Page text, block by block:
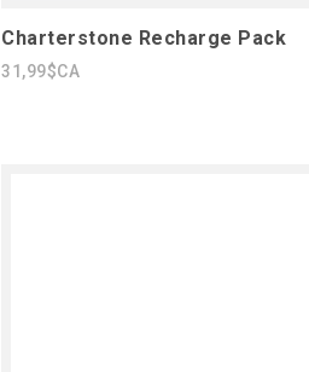
Charterstone Recharge Pack
31,99$CA